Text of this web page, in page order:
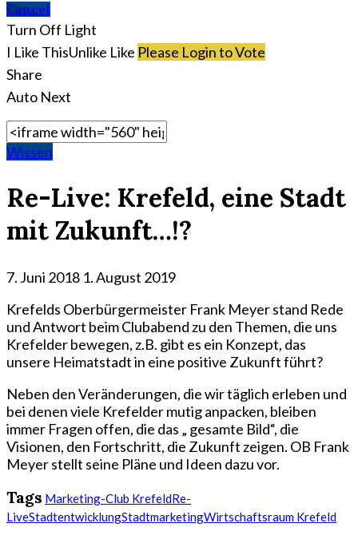
Cancel
Turn Off Light
I Like ThisUnlike Like Please Login to Vote
Share
Auto Next
Wissen
Re-Live: Krefeld, eine Stadt
mit Zukunft…!?
7. Juni 2018 1. August 2019
Krefelds Oberbürgermeister Frank Meyer stand Rede
und Antwort beim Clubabend zu den Themen, die uns
Krefelder bewegen, z.B. gibt es ein Konzept, das
unsere Heimatstadt in eine positive Zukunft führt?
Neben den Veränderungen, die wir täglich erleben und
bei denen viele Krefelder mutig anpacken, bleiben
immer Fragen offen, die das „ gesamte Bild“, die
Visionen, den Fortschritt, die Zukunft zeigen. OB Frank
Meyer stellt seine Pläne und Ideen dazu vor.
Tags Marketing-Club KrefeldRe-
LiveStadtentwicklungStadtmarketingWirtschaftsraum Krefeld